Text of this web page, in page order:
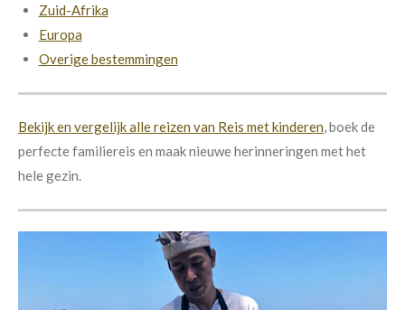
Zuid-Afrika
Europa
Overige bestemmingen
Bekijk en vergelijk alle reizen van Reis met kinderen,boek de
perfecte familiereis en maak nieuwe herinneringen met het
hele gezin.